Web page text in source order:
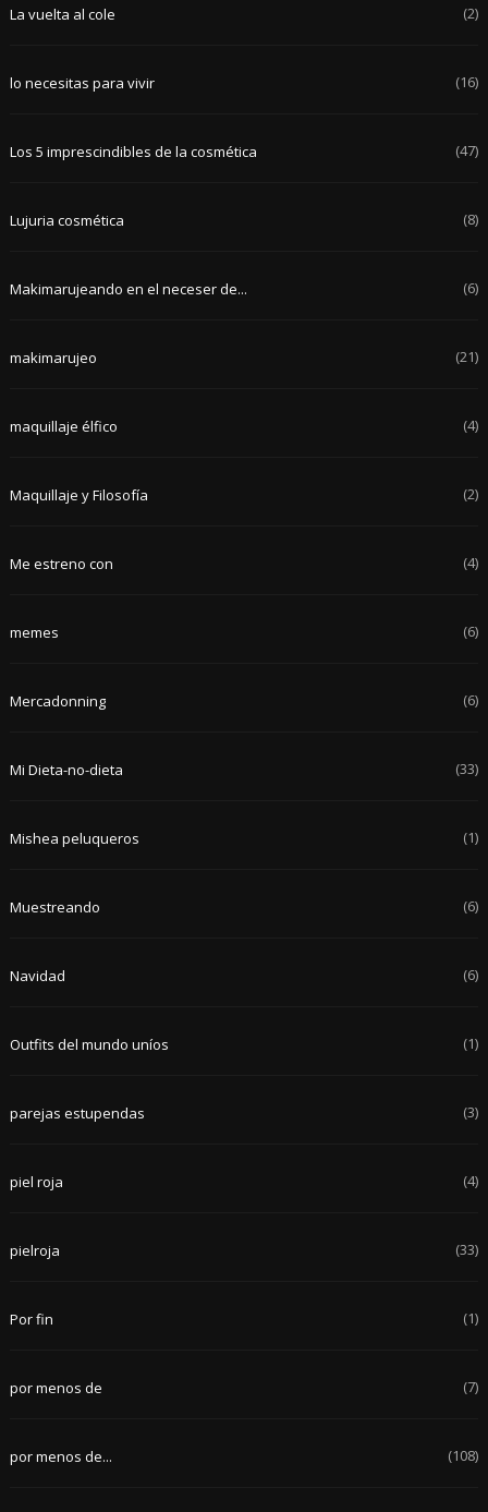
La vuelta al cole (2)
lo necesitas para vivir (16)
Los 5 imprescindibles de la cosmética (47)
Lujuria cosmética (8)
Makimarujeando en el neceser de... (6)
makimarujeo (21)
maquillaje élfico (4)
Maquillaje y Filosofía (2)
Me estreno con (4)
memes (6)
Mercadonning (6)
Mi Dieta-no-dieta (33)
Mishea peluqueros (1)
Muestreando (6)
Navidad (6)
Outfits del mundo uníos (1)
parejas estupendas (3)
piel roja (4)
pielroja (33)
Por fin (1)
por menos de (7)
por menos de... (108)